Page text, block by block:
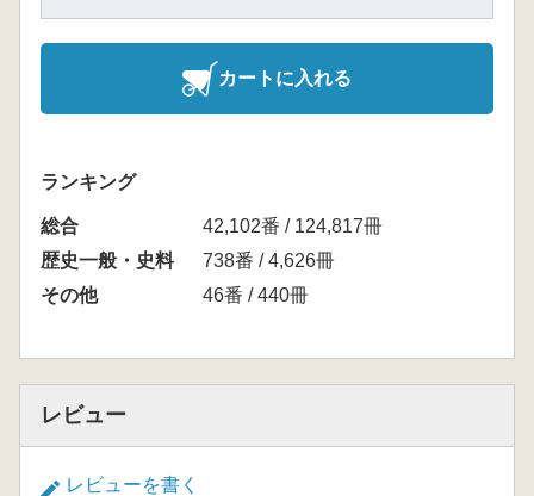
カートに入れる
ランキング
総合
42,102番 / 124,817冊
歴史一般・史料
738番 / 4,626冊
その他
46番 / 440冊
レビュー
レビューを書く